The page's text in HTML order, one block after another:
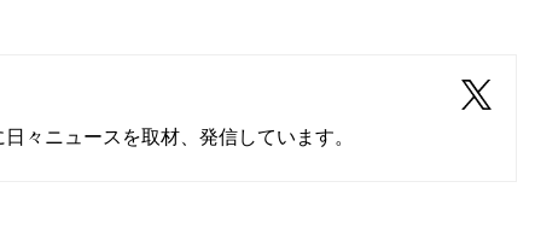
々ニュースを取材、発信しています。